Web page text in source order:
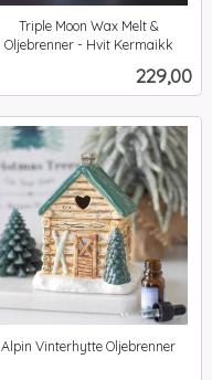
Triple Moon Wax Melt &
Oljebrenner - Hvit Kermaikk
Pris
229,00
Alpin Vinterhytte Oljebrenner